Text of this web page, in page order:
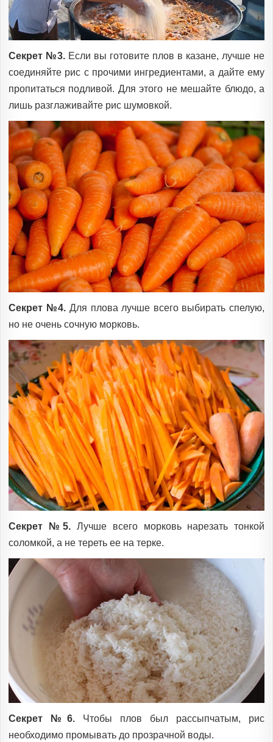
Секрет №3. Если вы готовите плов в казане, лучше не
соединяйте рис с прочими ингредиентами, а дайте ему
пропитаться подливой. Для этого не мешайте блюдо, а
лишь разглаживайте рис шумовкой.
Секрет №4. Для плова лучше всего выбирать спелую,
но не очень сочную морковь.
Секрет №5. Лучше всего морковь нарезать тонкой
соломкой, а не тереть ее на терке.
Секрет №6. Чтобы плов был рассыпчатым, рис
необходимо промывать до прозрачной воды.